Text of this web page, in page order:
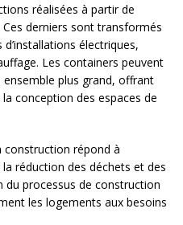
réalisées à partir de
derniers sont transformés
électriques,
Les containers peuvent
plus grand, offrant
conception des espaces de
construction répond à
réduction des déchets et des
du processus de construction
les logements aux besoins